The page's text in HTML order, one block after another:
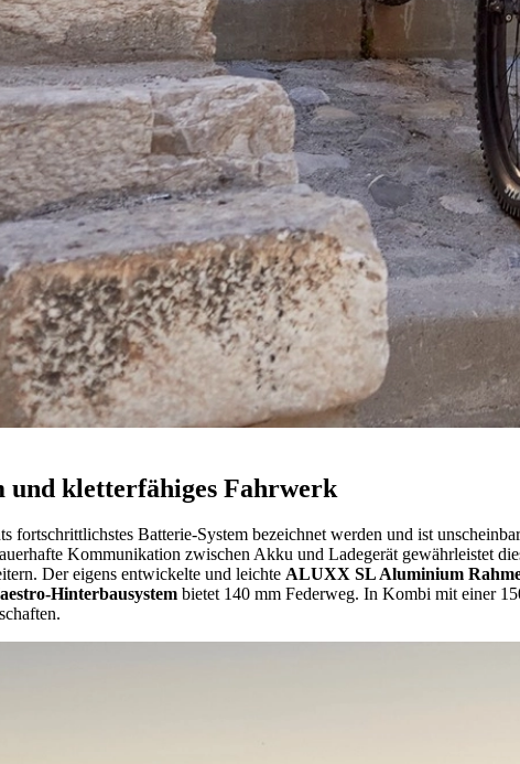
und kletterfähiges Fahrwerk
fortschrittlichstes Batterie-System bezeichnet werden und ist
Kommunikation zwischen Akku und Ladegerät gewährleistet
Der eigens entwickelte und leichte ALUXX SL Aluminium
Hinterbausystem bietet 140 mm Federweg. In Kombi mit einer